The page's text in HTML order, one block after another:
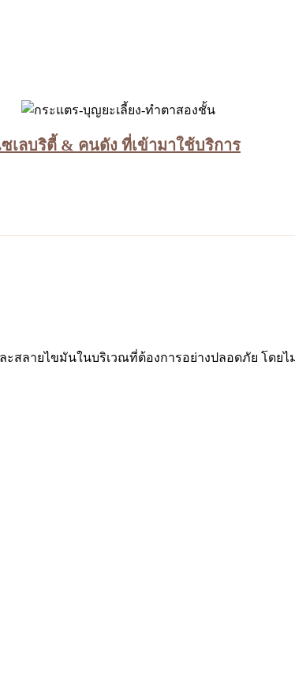
ซเลบริตี้ & คนดัง ที่เข้ามาใช้บริการ
สลายไขมันในบริเวณที่ต้องการอย่างปลอดภัย โดย